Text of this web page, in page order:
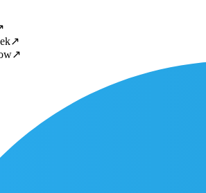
↗
↗